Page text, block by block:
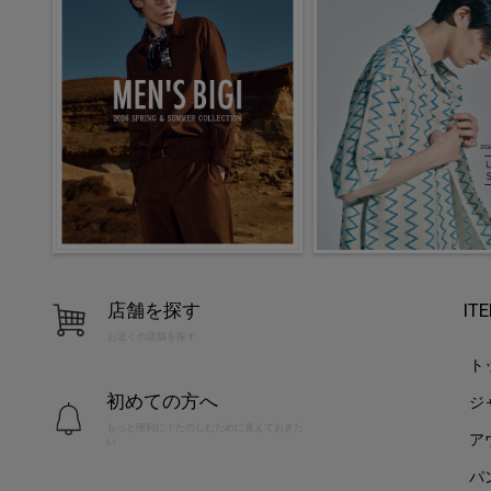
店舗を探す
お近くの店舗を探す
初めての方へ ジ
ア
パ